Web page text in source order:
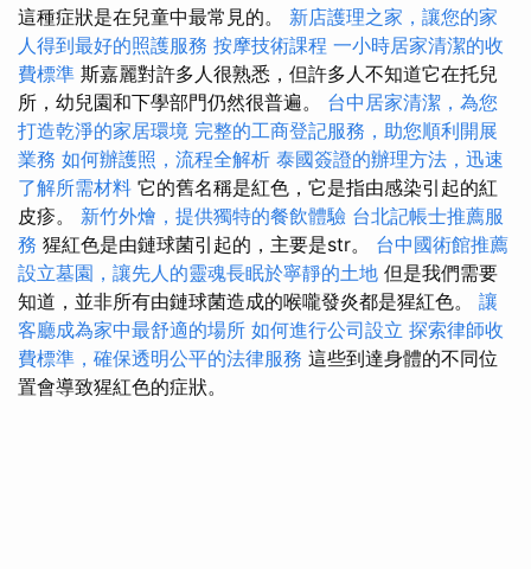
這種症狀是在兒童中最常見的。 新店護理之家，讓您的家
人得到最好的照護服務 按摩技術課程 一小時居家清潔的收
費標準 斯嘉麗對許多人很熟悉，但許多人不知道它在托兒
所，幼兒園和下學部門仍然很普遍。 台中居家清潔，為您
打造乾淨的家居環境 完整的工商登記服務，助您順利開展
業務 如何辦護照，流程全解析 泰國簽證的辦理方法，迅速
了解所需材料 它的舊名稱是紅色，它是指由感染引起的紅
皮疹。 新竹外燴，提供獨特的餐飲體驗 台北記帳士推薦服
務 猩紅色是由鏈球菌引起的，主要是str。 台中國術館推薦
設立墓園，讓先人的靈魂長眠於寧靜的土地 但是我們需要
知道，並非所有由鏈球菌造成的喉嚨發炎都是猩紅色。 讓
客廳成為家中最舒適的場所 如何進行公司設立 探索律師收
費標準，確保透明公平的法律服務 這些到達身體的不同位
置會導致猩紅色的症狀。